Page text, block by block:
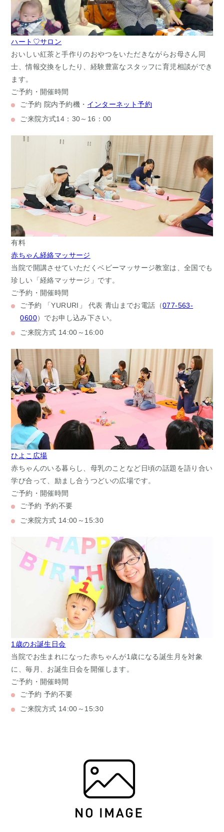
ハート♡サロン
おいしい紅茶と手作りのおやつをいただきながらお母さん同
士、情報交換をしたり、経験豊富なスタッフに育児相談ができ
ます。
ご予約・開催時間
ご予約 院内予約機・ インターネット予約
ご来院方式14：30～16：00
有料
赤ちゃん経絡マッサージ
当院で開講させていただくベビーマッサージ教室は、全国でも
珍しい「経絡マッサージ」です。
ご予約・開催時間
ご予約
「YURURI」 代表 青山までお電話（077-563-
0600）でお申し込み下さい。
ご来院方式 14:00～16:00
ひよこ広場
赤ちゃんのいる暮らし、母乳のことなど日頃の話題を語り合い
学び合って、励まし合うつどいの広場です。
ご予約・開催時間
ご予約 予約不要
ご来院方式 14:00～15:30
1歳のお誕生日会
当院でお生まれになった赤ちゃんが1歳になる誕生月を対象
に、毎月、お誕生日会を開催します。
ご予約・開催時間
ご予約 予約不要
ご来院方式 14:00～15:30